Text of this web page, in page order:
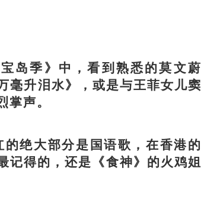
季》中，看到熟悉的莫文蔚
毫升泪水》，或是与王菲女儿窦
声。
绝大部分是国语歌，在香港的
记得的，还是《食神》的火鸡姐